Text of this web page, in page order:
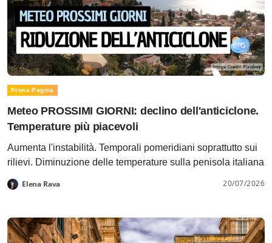
Prima Pagina
Meteo PROSSIMI GIORNI: declino dell'anticiclone.
Temperature più piacevoli
Aumenta l'instabilità. Temporali pomeridiani soprattutto sui
rilievi. Diminuzione delle temperature sulla penisola italiana
Elena Rava 20/07/2026